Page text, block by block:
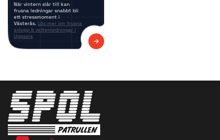
När vintern slår till kan
frusna ledningar snabbt bli
ett stressmoment i
Västerås. Läs mer om frusna
avlopp & vattenledningar i
Uppsala